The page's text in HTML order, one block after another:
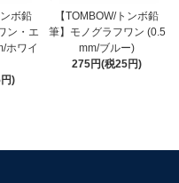
ンボ鉛
ン・エ
ホワイ
)
【TOMBOW/トンボ鉛
筆】モノグラフワン (0.5
mm/ブルー)
275円(税25円)